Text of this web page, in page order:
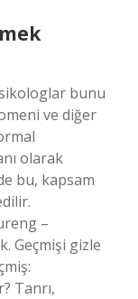
bunu
ve diğer
olarak
bu, kapsam
–
Geçmişi gizle
Tanrı,